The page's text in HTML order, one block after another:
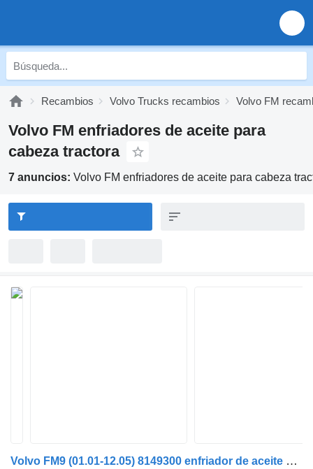
Recambios Volvo Trucks recambios Volvo FM
Volvo FM enfriadores de aceite para
cabeza tractora
7 anuncios: Volvo FM enfriadores de aceite para cabeza
Volvo FM9 (01.01-12.05) 8149300 enfriador de aceite para Volvo FM7-FM12, FM, FMX (1998-2014) cabeza tractora